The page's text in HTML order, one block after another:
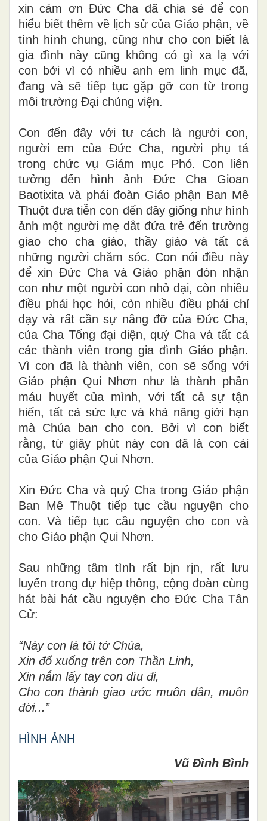
xin cảm ơn Đức Cha đã chia sẻ để con
hiểu biết thêm về lịch sử của Giáo phận, về
tình hình chung, cũng như cho con biết là
gia đình này cũng không có gì xa lạ với
con bởi vì có nhiều anh em linh mục đã,
đang và sẽ tiếp tục gặp gỡ con từ trong
môi trường Đại chủng viện.
Con đến đây với tư cách là người con,
người em của Đức Cha, người phụ tá
trong chức vụ Giám mục Phó. Con liên
tưởng đến hình ảnh Đức Cha Gioan
Baotixita và phái đoàn Giáo phận Ban Mê
Thuột đưa tiễn con đến đây giống như hình
ảnh một người mẹ dắt đứa trẻ đến trường
giao cho cha giáo, thầy giáo và tất cả
những người chăm sóc. Con nói điều này
để xin Đức Cha và Giáo phận đón nhận
con như một người con nhỏ dại, còn nhiều
điều phải học hỏi, còn nhiều điều phải chỉ
dạy và rất cần sự nâng đỡ của Đức Cha,
của Cha Tổng đại diện, quý Cha và tất cả
các thành viên trong gia đình Giáo phận.
Vì con đã là thành viên, con sẽ sống với
Giáo phận Qui Nhơn như là thành phần
máu huyết của mình, với tất cả sự tận
hiến, tất cả sức lực và khả năng giới hạn
mà Chúa ban cho con. Bởi vì con biết
rằng, từ giây phút này con đã là con cái
của Giáo phận Qui Nhơn.
Xin Đức Cha và quý Cha trong Giáo phận
Ban Mê Thuột tiếp tục cầu nguyện cho
con. Và tiếp tục cầu nguyện cho con và
cho Giáo phận Qui Nhơn.
Sau những tâm tình rất bịn rịn, rất lưu
luyến trong dự hiệp thông, cộng đoàn cùng
hát bài hát cầu nguyện cho Đức Cha Tân
Cử:
“Này con là tôi tớ Chúa,
Xin đổ xuống trên con Thần Linh,
Xin nắm lấy tay con dìu đi,
Cho con thành giao ước muôn dân, muôn
đời...”
HÌNH ẢNH
Vũ Đình Bình